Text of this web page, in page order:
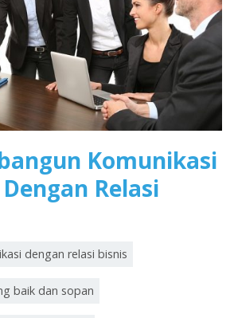
Komunikasi
Relasi
dengan relasi bisnis
baik dan sopan